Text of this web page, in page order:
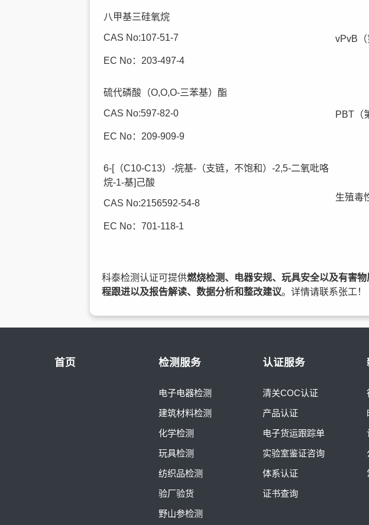
八甲基三硅氧烷
CAS No:107-51-7
EC No：203-497-4
vPvB（
硫代磷酸（O,O,O-三苯基）酯
CAS No:597-82-0
EC No：209-909-9
PBT（
6-[（C10-C13）-烷基-（支链，不饱和）-2,5-二氧吡咯
烷-1-基]己酸
CAS No:2156592-54-8
EC No：701-118-1
生殖毒
科泰检测认证可提供燃烧检测、电器安规、玩具安全以及有害物
程跟进以及报告解读、数据分析和整改建议。详情请联系张工！
首页 检测服务
电子电器检测
建筑材料检测
化学检测
玩具检测
纺织品检测
验厂验货
野山参检测
认证服务
清关COC认证
产品认证
电子货运跟踪单
实验室鉴证咨询
体系认证
证书查询